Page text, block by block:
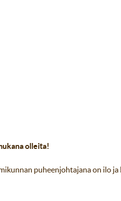
olleita!
puheenjohtajana on ilo